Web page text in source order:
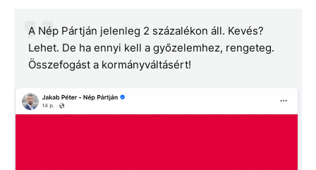
A Nép Pártján jelenleg 2 százalékon áll. Kevés?
Lehet. De ha ennyi kell a győzelemhez, rengeteg.
Összefogást a kormányváltásért!